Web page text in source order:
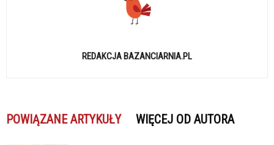
REDAKCJA BAZANCIARNIA.PL
POWIĄZANE ARTYKUŁY WIĘCEJ OD AUTORA